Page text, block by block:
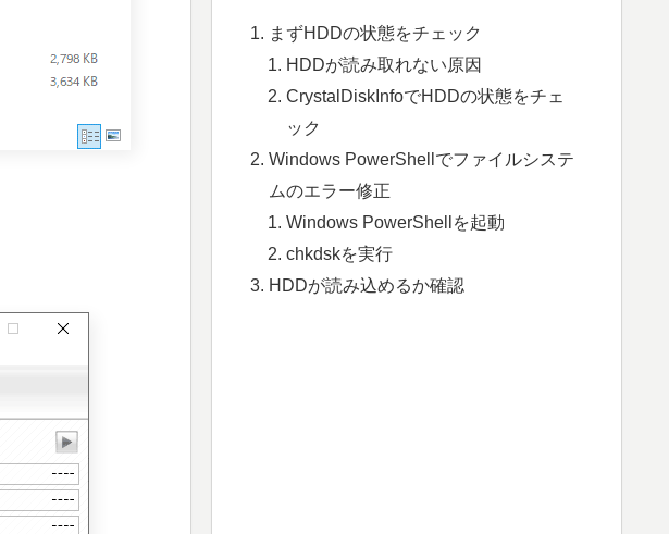
まずHDDの状態をチェック
HDDが読み取れない原因
CrystalDiskInfoでHDDの状態をチェ
ック
Windows PowerShellでファイルシステ
ムのエラー修正
Windows PowerShellを起動
chkdskを実行
HDDが読み込めるか確認